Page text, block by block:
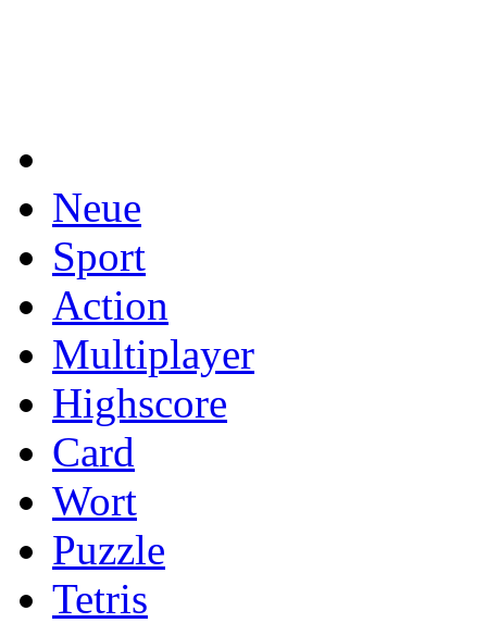
Neue
Sport
Action
Multiplayer
Highscore
Card
Wort
Puzzle
Tetris